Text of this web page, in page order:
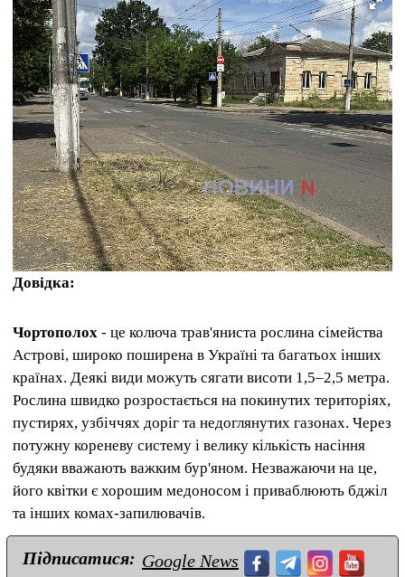
Довідка:
Чортополох - це колюча трав'яниста рослина сімейства
Астрові, широко поширена в Україні та багатьох інших
країнах. Деякі види можуть сягати висоти 1,5–2,5 метра.
Рослина швидко розростається на покинутих територіях,
пустирях, узбіччях доріг та недоглянутих газонах. Через
потужну кореневу систему і велику кількість насіння
будяки вважають важким бур'яном. Незважаючи на це,
його квітки є хорошим медоносом і приваблюють бджіл
та інших комах-запилювачів.
Підписатися: Google News